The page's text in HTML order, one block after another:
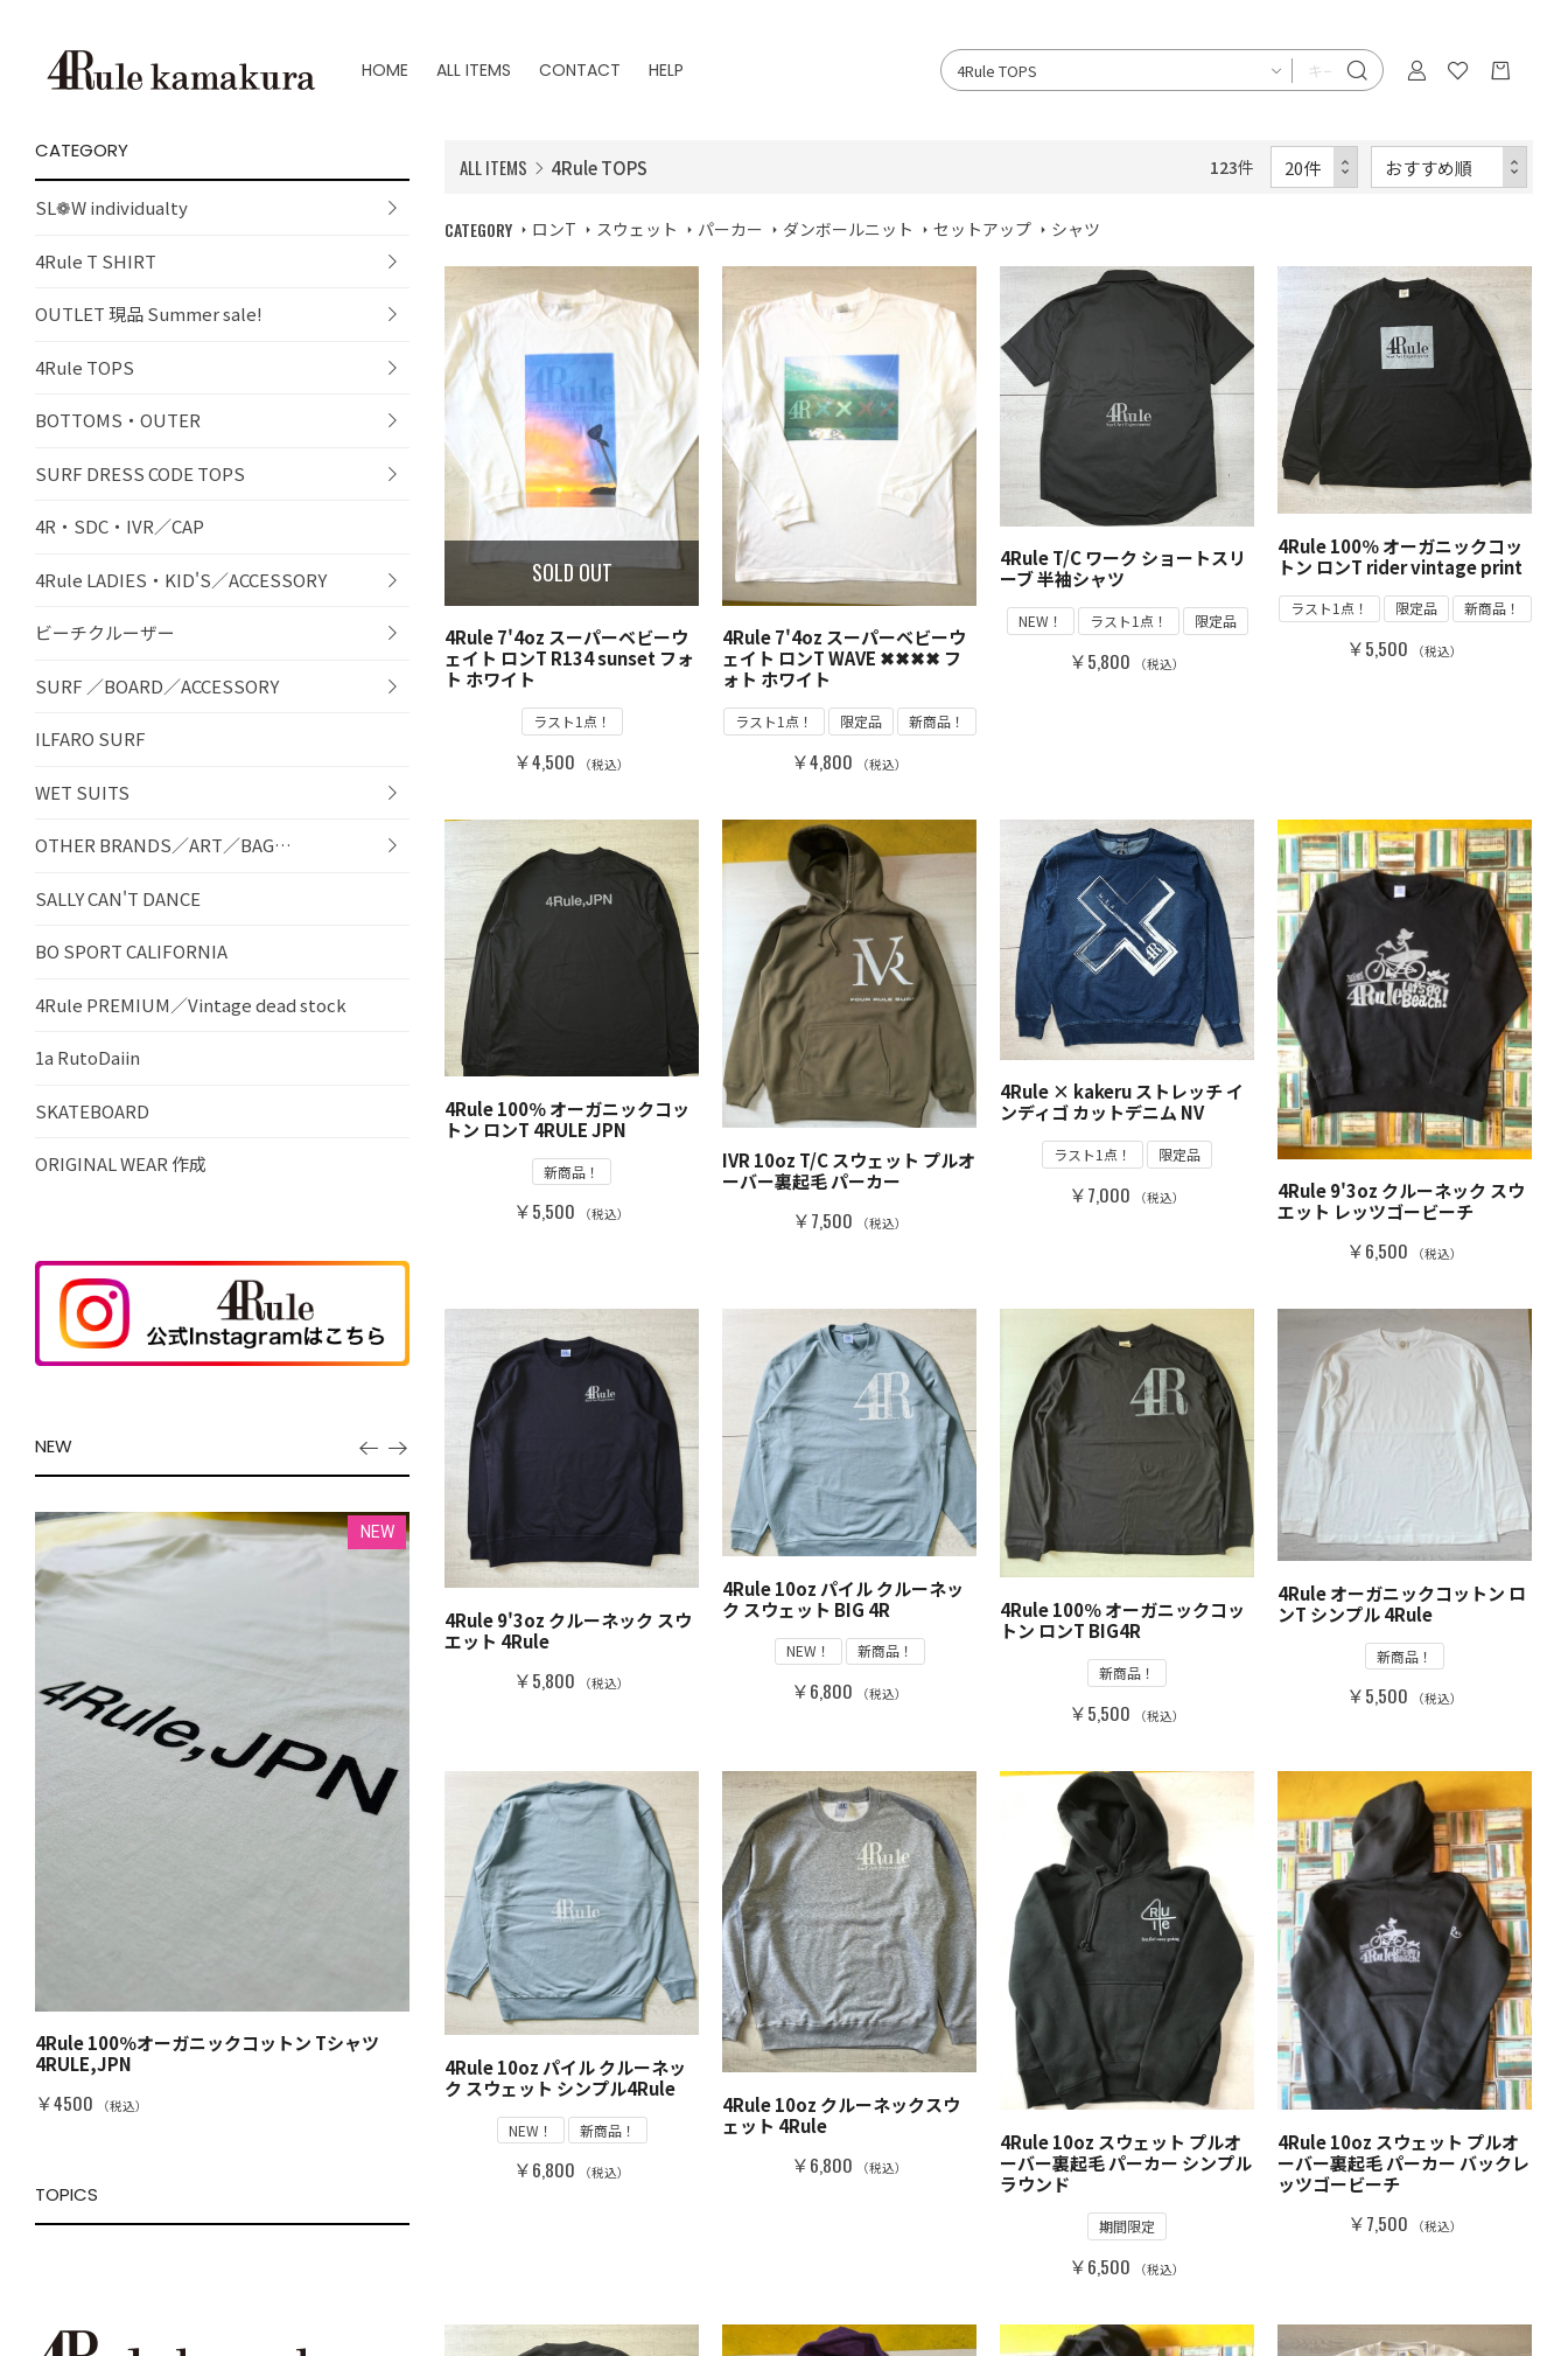
HOME ALL ITEMS CONTACT HELP
CATEGORY
SL❁W individualty
4Rule T SHIRT
OUTLET 現品 Summer sale!
4Rule TOPS
BOTTOMS・OUTER
SURF DRESS CODE TOPS
4R・SDC・IVR／CAP
4Rule LADIES・KID'S／ACCESSORY
ビーチクルーザー
SURF ／BOARD／ACCESSORY
ILFARO SURF
WET SUITS
OTHER BRANDS／ART／BAG…
SALLY CAN'T DANCE
BO SPORT CALIFORNIA
4Rule PREMIUM／Vintage dead stock
1a RutoDaiin
SKATEBOARD
ORIGINAL WEAR 作成
NEW
NEW
4Rule 100％オーガニックコットン Tシャツ
4RULE,JPN
￥4500 （税込）
NEW
4Rule 刺繍 ナイロン スタジアム ジャケット
4Rule Silver刺繡
￥7800
NEW
9.4oz T/R ダンボールニット フルジップ パーカ
2024新作 刺繍 PINK
￥8800 （税込）
NEW
4Rule 10oz クルーネックスウェット 裏起毛 BK
＆WT刺繍 MIDE IN KAMAKURA
￥8000 （税込）
TOPICS
ALL ITEMS 4Rule TOPS 123件
CATEGORY ロンT スウェット パーカー ダンボールニット セットアップ シャツ
SOLD OUT
4Rule 7'4oz スーパーベビーウ
ェイト ロンT R134 sunset フォ
ト ホワイト
ラスト1点！
￥4,500 （税込）
4Rule 7'4oz スーパーベビーウ
ェイト ロンT WAVE ✖✖✖✖ フ
ォト ホワイト
ラスト1点！ 限定品 新商品！
￥4,800 （税込）
4Rule T/C ワーク ショートスリ
ーブ 半袖シャツ
NEW！ ラスト1点！ 限定品
￥5,800 （税込）
4Rule 100％ オーガニックコッ
トン ロンT rider vintage print
ラスト1点！ 限定品 新商品！
￥5,500 （税込）
4Rule 100％ オーガニックコッ
トン ロンT 4RULE JPN
新商品！
￥5,500 （税込）
IVR 10oz T/C スウェット プルオ
ーバー裏起毛 パーカー
￥7,500 （税込）
4Rule × kakeru ストレッチ イ
ンディゴ カットデニム NV
ラスト1点！ 限定品
￥7,000 （税込）
4Rule 9'3oz クルーネック スウ
エット レッツゴービーチ
￥6,500 （税込）
4Rule 9'3oz クルーネック スウ
エット 4Rule
￥5,800 （税込）
4Rule 10oz パイル クルーネッ
ク スウェット BIG 4R
NEW！ 新商品！
￥6,800 （税込）
4Rule 100％ オーガニックコッ
トン ロンT BIG4R
新商品！
￥5,500 （税込）
4Rule オーガニックコットン ロ
ンT シンプル 4Rule
新商品！
￥5,500 （税込）
4Rule 10oz パイル クルーネッ
ク スウェット シンプル4Rule
NEW！ 新商品！
￥6,800 （税込）
4Rule 10oz クルーネックスウ
ェット 4Rule
￥6,800 （税込）
4Rule 10oz スウェット プルオ
ーバー裏起毛 パーカー シンプル
ラウンド
期間限定
￥6,500 （税込）
4Rule 10oz スウェット プルオ
ーバー裏起毛 パーカー バックレ
ッツゴービーチ
￥7,500 （税込）